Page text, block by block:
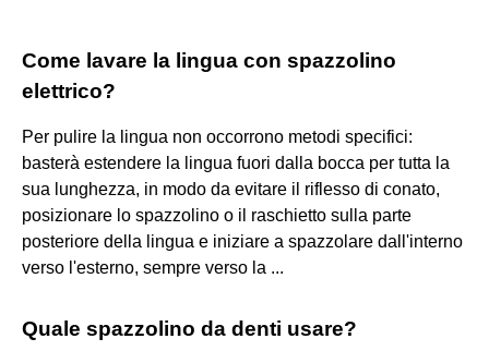
Come lavare la lingua con spazzolino
elettrico?
Per pulire la lingua non occorrono metodi specifici:
basterà estendere la lingua fuori dalla bocca per tutta la
sua lunghezza, in modo da evitare il riflesso di conato,
posizionare lo spazzolino o il raschietto sulla parte
posteriore della lingua e iniziare a spazzolare dall'interno
verso l'esterno, sempre verso la ...
Quale spazzolino da denti usare?